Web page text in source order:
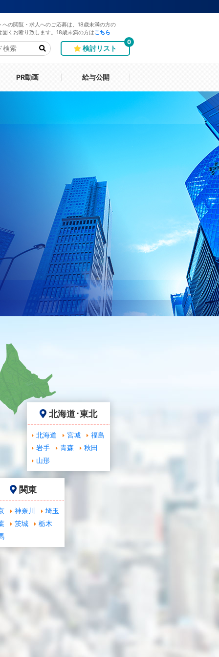
への閲覧・求人へのご応募は、18歳未満の方の
固くお断り致します。18歳未満の方は こちら
検討リスト
0
PR動画 給与公開
関東
神奈川
埼玉
茨城
栃木
北海道･東北
北海道 宮城
福島
岩手
青森
秋田
山形